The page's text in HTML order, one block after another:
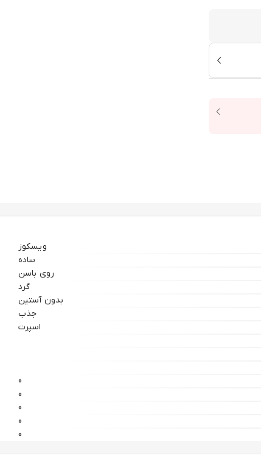
ویسکوز
ساده
روی باسن
گرد
بدون آستین
جذب
اسپرت
0
0
0
0
0